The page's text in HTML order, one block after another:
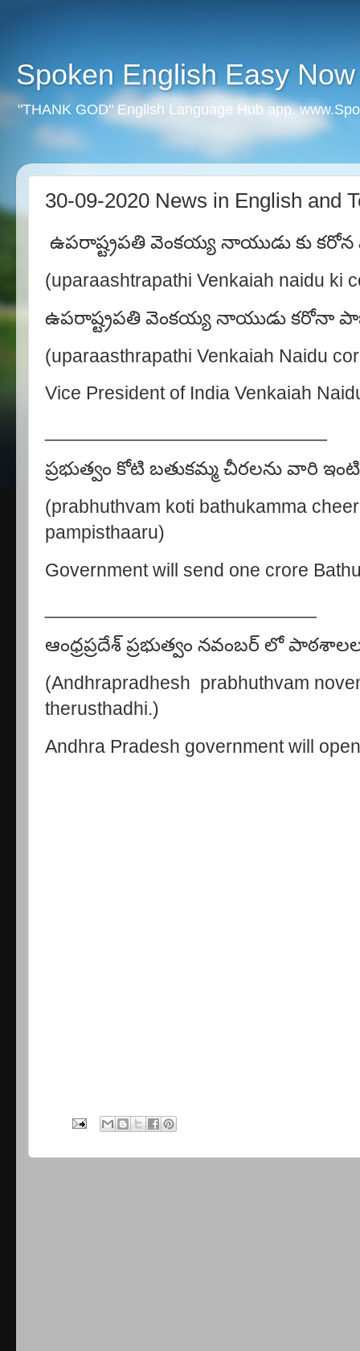
Spoken English Easy Now
"THANK GOD" English Language Hub app.
30-09-2020 News in English and
ఉపరాష్ట్రపతి వెంకయ్య నాయుడు కు కరోన
(uparaashtrapathi Venkaiah naidu ki
ఉపరాష్ట్రపతి వెంకయ్య నాయుడు కరోనా
(uparaasthrapathi Venkaiah Naidu
Vice President of India Venkaiah
ప్రభుత్వం కోటి బతుకమ్మ చీరలను వారి
(prabhuthvam koti bathukamma
pampisthaaru)
Government will send one crore
ఆంధ్రప్రదేశ్ ప్రభుత్వం నవంబర్ లో
(Andhrapradhesh prabhuthvam
therusthadhi.)
Andhra Pradesh government will